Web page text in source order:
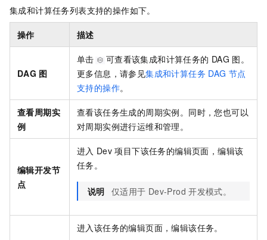
集成和计算任务列表支持的操作如下。
操作 描述
DAG 图
单击 可查看该集成和计算任务的 DAG 图。
更多信息，请参见集成和计算任务 DAG 节点
支持的操作。
查看周期实
例
查看该任务生成的周期实例。同时，您也可以
对周期实例进行运维和管理。
编辑开发节
点
进入 Dev 项目下该任务的编辑页面，编辑该
任务。
说明 仅适用于 Dev-Prod 开发模式。
进入该任务的编辑页面，编辑该任务。